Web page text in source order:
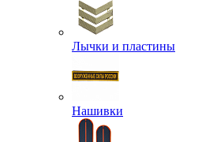
Лычки и пластины
Нашивки